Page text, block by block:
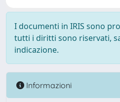
I documenti in IRIS sono
tutti i diritti sono riservati,
indicazione.
Informazioni